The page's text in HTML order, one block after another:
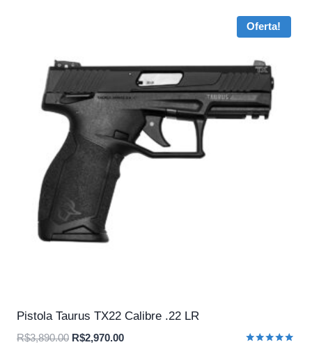
Oferta!
Pistola Taurus TX22 Calibre .22 LR
R$3,890.00 O
R$2,970.00O